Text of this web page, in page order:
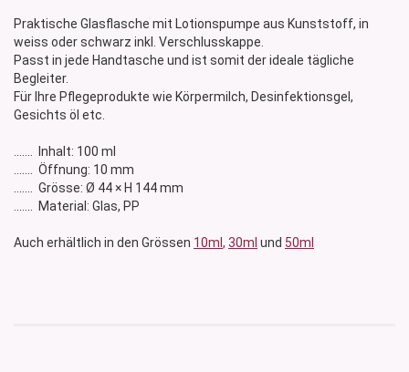
Praktische Glasflasche mit Lotionspumpe aus Kunststoff, in
weiss oder schwarz inkl. Verschlusskappe.
Passt in jede Handtasche und ist somit der ideale tägliche
Begleiter.
Für Ihre Pflegeprodukte wie Körpermilch, Desinfektionsgel,
Gesichts öl etc.
....... Inhalt: 100 ml
....... Öffnung: 10 mm
....... Grösse: Ø 44 × H 144 mm
....... Material: Glas, PP
Auch erhältlich in den Grössen 10ml , 30ml und 50ml